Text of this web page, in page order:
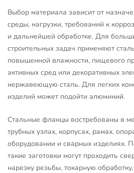
Выбор материала зависит от
среды, нагрузки, требований к
и дальнейшей обработке. Для
строительных задач применяют
повышенной влажности, пищевого
активных сред или декоративных
нержавеющую сталь. Для легких
изделий может подойти алюминий.
Стальные фланцы востребованы в
трубных узлах, корпусах, рамах,
оборудовании и сварных изделиях.
такие заготовки могут проходить
нарезку резьбы, токарную